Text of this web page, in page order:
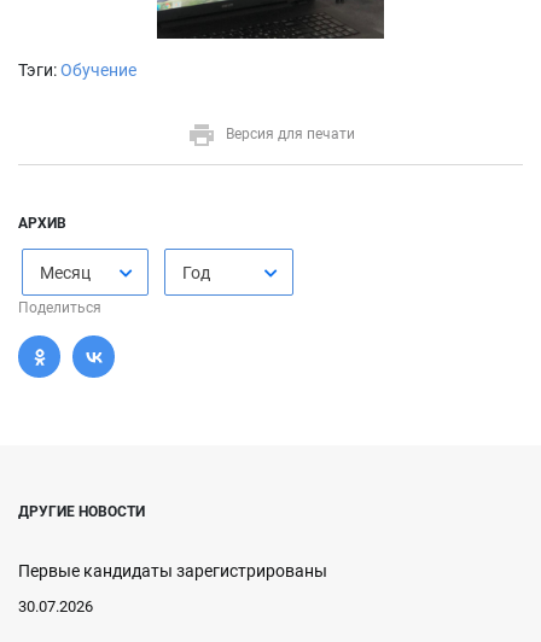
Тэги:Обучение
Версия для печати
АРХИВ
Месяц Год
Поделиться
ДРУГИЕ НОВОСТИ
Первые кандидаты зарегистрированы
30.07.2026